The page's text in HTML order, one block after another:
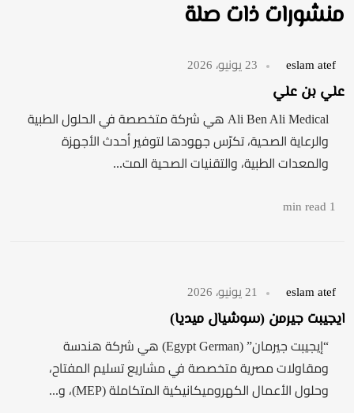
منشورات ذات صلة
eslam atef 23 يونيو، 2026
علي بن علي
Ali Ben Ali Medical هي شركة متخصصة في الحلول الطبية
والرعاية الصحية، تكرّس جهودها لتوفير أحدث الأجهزة
والمعدات الطبية، والتقنيات الصحية المت...
1 min read
eslam atef 21 يونيو، 2026
ايجيبت جيرمن (سوشيال ميديا)
“إيجيبت جيرمان” (Egypt German) هي شركة هندسة
ومقاولات مصرية متخصصة في مشاريع تسليم المفتاح،
وحلول الأعمال الكهروميكانيكية المتكاملة (MEP)، و...